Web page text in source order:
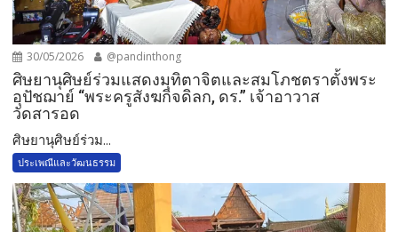
30/05/2026 @pandinthong
ศิษยานุศิษย์ร่วมแสดงมุทิตาจิตและสมโภชตราตั้งพระ
อุปัชฌาย์ “พระครูสังฆกิจดิลก, ดร.” เจ้าอาวาส
วัดสารอด
ศิษยานุศิษย์ร่วม...
ประเพณีและวัฒนธรรม